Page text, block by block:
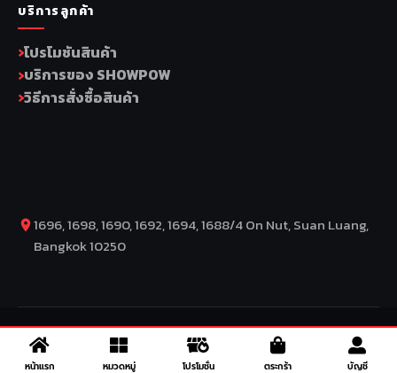
หน้าแรก หมวดหมู่ โปรโมชั่น ตระกร้า บัญชี
บริการลูกค้า
โปรโมชันสินค้า
บริการของ SHOWPOW
วิธีการสั่งซื้อสินค้า
1696, 1698, 1690, 1692, 1694, 1688/4 On Nut, Suan Luang,
Bangkok 10250
COPYRIGHT BY COMP MOTO CO., LTD © 2026–SuperBike x
SuperDrive– ข่าวรถยนต์ รีวิวรถยนต์ไฟฟ้า ข่าวรถไฟฟ้า ข่าวรถ
จักรยานยนต์ รีวิวมอเตอร์ไซค์ ข่าวมอเตอร์ไซค์ รถยนต์ รถไฟฟ้า